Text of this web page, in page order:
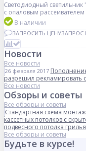
Светодиодный
с опаловым
В наличии
ЗАПРОСИТЬ ЦЕНУЗАПРОС
Новости
Все новости
26 февраля 2017
разрешил рекламировать
Все новости
Обзоры и советы
Все обзоры и советы
Стандартная схема
кассетных потолков с
подвесного потолка
Все обзоры и советы
Будьте в курсе!